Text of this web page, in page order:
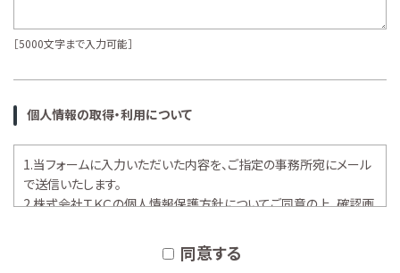
［5000文字まで入力可能］
個人情報の取得・利用について
1.当フォームに入力いただいた内容を、ご指定の事務所宛にメール
で送信いたします。
2.株式会社ＴＫＣの個人情報保護方針についてご同意の上、確認画
同意する